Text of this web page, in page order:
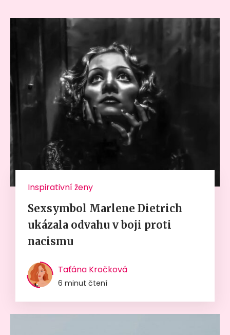
Inspirativní ženy
Sexsymbol Marlene Dietrich
ukázala odvahu v boji proti
nacismu
Taťána Kročková
6 minut čtení